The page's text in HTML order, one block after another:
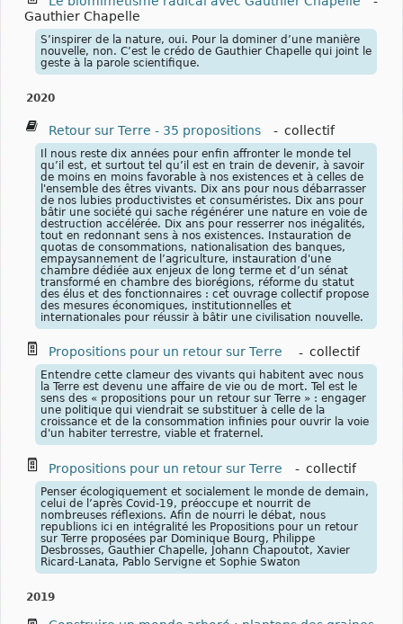
Gauthier Chapelle
S’inspirer de la nature, oui. Pour la dominer d’une manière
nouvelle, non. C’est le crédo de Gauthier Chapelle qui joint le
geste à la parole scientifique.
2020
Retour sur Terre - 35 propositions - collectif
Il nous reste dix années pour enfin affronter le monde tel
qu’il est, et surtout tel qu’il est en train de devenir, à savoir
de moins en moins favorable à nos existences et à celles de
l'ensemble des êtres vivants. Dix ans pour nous débarrasser
de nos lubies productivistes et consuméristes. Dix ans pour
bâtir une société qui sache régénérer une nature en voie de
destruction accélérée. Dix ans pour resserrer nos inégalités,
tout en redonnant sens à nos existences. Instauration de
quotas de consommations, nationalisation des banques,
empaysannement de l’agriculture, instauration d'une
chambre dédiée aux enjeux de long terme et d’un sénat
transformé en chambre des biorégions, réforme du statut
des élus et des fonctionnaires : cet ouvrage collectif propose
des mesures économiques, institutionnelles et
internationales pour réussir à bâtir une civilisation nouvelle.
Propositions pour un retour sur Terre - collectif
Entendre cette clameur des vivants qui habitent avec nous
la Terre est devenu une affaire de vie ou de mort. Tel est le
sens des « propositions pour un retour sur Terre » : engager
une politique qui viendrait se substituer à celle de la
croissance et de la consommation infinies pour ouvrir la voie
d'un habiter terrestre, viable et fraternel.
Propositions pour un retour sur Terre - collectif
Penser écologiquement et socialement le monde de demain,
celui de l’après Covid-19, préoccupe et nourrit de
nombreuses réflexions. Afin de nourri le débat, nous
republions ici en intégralité les Propositions pour un retour
sur Terre proposées par Dominique Bourg, Philippe
Desbrosses, Gauthier Chapelle, Johann Chapoutot, Xavier
Ricard-Lanata, Pablo Servigne et Sophie Swaton
2019